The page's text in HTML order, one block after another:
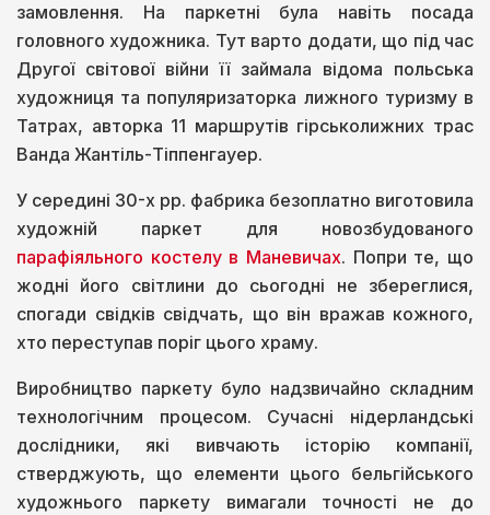
замовлення. На паркетні була навіть посада
головного художника. Тут варто додати, що під час
Другої світової війни її займала відома польська
художниця та популяризаторка лижного туризму в
Татрах, авторка 11 маршрутів гірськолижних трас
Ванда Жантіль-Тіппенгауер.
У середині 30-х рр. фабрика безоплатно виготовила
художній паркет для новозбудованого
парафіяльного костелу в Маневичах. Попри те, що
жодні його світлини до сьогодні не збереглися,
спогади свідків свідчать, що він вражав кожного,
хто переступав поріг цього храму.
Виробництво паркету було надзвичайно складним
технологічним процесом. Сучасні нідерландські
дослідники, які вивчають історію компанії,
стверджують, що елементи цього бельгійського
художнього паркету вимагали точності не до